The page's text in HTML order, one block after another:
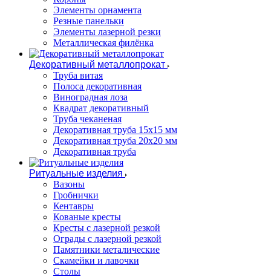
Элементы орнамента
Резные панельки
Элементы лазерной резки
Металлическая филёнка
Декоративный металлопрокат
Труба витая
Полоса декоративная
Виноградная лоза
Квадрат декоративный
Труба чеканеная
Декоративная труба 15х15 мм
Декоративная труба 20х20 мм
Декоративная труба
Ритуальные изделия
Вазоны
Гробнички
Кентавры
Кованые кресты
Кресты с лазерной резкой
Ограды с лазерной резкой
Памятники металические
Скамейки и лавочки
Столы